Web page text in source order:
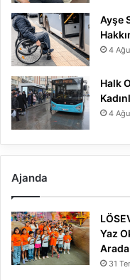
Ayşe
4
Halk
4
Ajanda
Yaz
Arada
31